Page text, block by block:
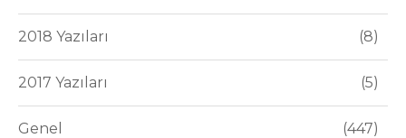
2018 Yazıları 8
2017 Yazıları 5
Genel 447